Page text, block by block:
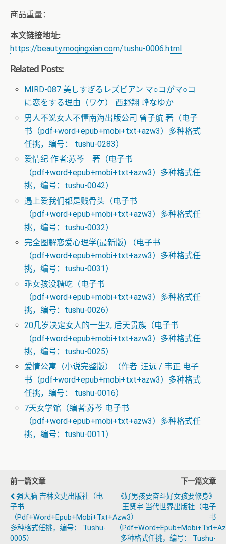
商品重量：
本文链接地址:
https://beauty.moqingxian.com/tushu-0006.html
Related Posts:
MIRD-087 美しすぎるレズビアン マ○コがマ○コ
に恋をする理由（ワケ） 西野翔 峰なゆか
男人不说女人不懂南海出版公司 曾子航 著（电子
书（pdf+word+epub+mobi+txt+azw3）多种格式
任挑，编号： tushu-0283）
爱情纪 作者:苏芩 著（电子书
（pdf+word+epub+mobi+txt+azw3）多种格式任
挑，编号：tushu-0042）
遇上爱我们都是贱骨头（电子书
（pdf+word+epub+mobi+txt+azw3）多种格式任
挑，编号：tushu-0032）
完全图解恋爱心理学(最新版) （电子书
（pdf+word+epub+mobi+txt+azw3）多种格式任
挑，编号：tushu-0031）
乖女孩没糖吃（电子书
（pdf+word+epub+mobi+txt+azw3）多种格式任
挑，编号：tushu-0026）
20几岁决定女人的一生2, 后天贵族（电子书
（pdf+word+epub+mobi+txt+azw3）多种格式任
挑，编号：tushu-0025）
爱情公寓（小说完整版）（作者: 汪远 / 韦正 电子
书（pdf+word+epub+mobi+txt+azw3）多种格式
任挑，编号： tushu-0016）
7天女学馆（编者:苏芩 电子书
（pdf+word+epub+mobi+txt+azw3）多种格式任
挑，编号：tushu-0011）
前一篇文章
强大脑 吉林文史出版社（电
子书
（pdf+word+epub+mobi+txt+azw3）
多种格式任挑，编号： Tushu-
0005）
下一篇文章
《好男孩要奋斗好女孩要修身》
王贤宇 当代世界出版社（电子
书
（
多种格式任挑，编号： Tushu-